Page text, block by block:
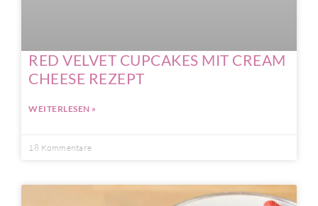
RED VELVET CUPCAKES MIT CREAM
CHEESE REZEPT
WEITERLESEN »
18 Kommentare